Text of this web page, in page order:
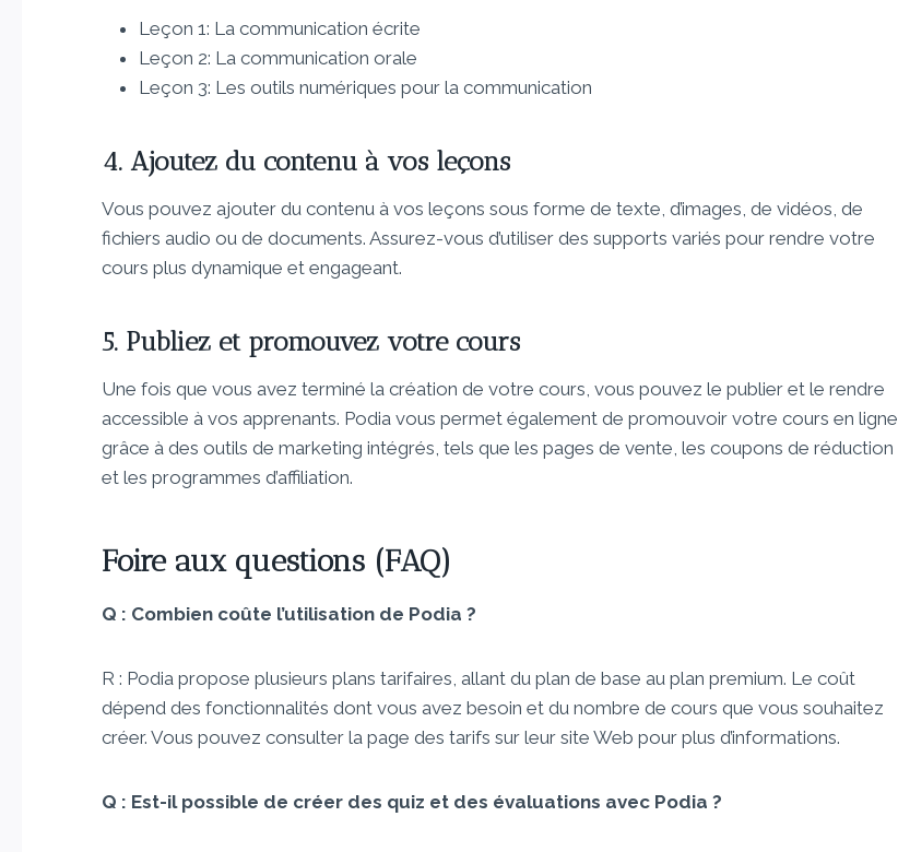
Leçon 1: La communication écrite
Leçon 2: La communication orale
Leçon 3: Les outils numériques pour la communication
4. Ajoutez du contenu à vos leçons
Vous pouvez ajouter du contenu à vos leçons sous forme de texte, d’images, de vidéos, de
fichiers audio ou de documents. Assurez-vous d’utiliser des supports variés pour rendre votre
cours plus dynamique et engageant.
5. Publiez et promouvez votre cours
Une fois que vous avez terminé la création de votre cours, vous pouvez le publier et le rendre
accessible à vos apprenants. Podia vous permet également de promouvoir votre cours en ligne
grâce à des outils de marketing intégrés, tels que les pages de vente, les coupons de réduction
et les programmes d’affiliation.
Foire aux questions (FAQ)
Q : Combien coûte l’utilisation de Podia ?
R : Podia propose plusieurs plans tarifaires, allant du plan de base au plan premium. Le coût
dépend des fonctionnalités dont vous avez besoin et du nombre de cours que vous souhaitez
créer. Vous pouvez consulter la page des tarifs sur leur site Web pour plus d’informations.
Q : Est-il possible de créer des quiz et des évaluations avec Podia ?